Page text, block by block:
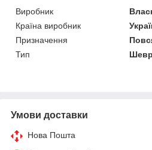
Виробник
Країна виробник
Призначення
Тип
Умови доставки
Нова Пошта